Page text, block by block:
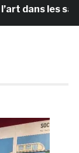
les salles